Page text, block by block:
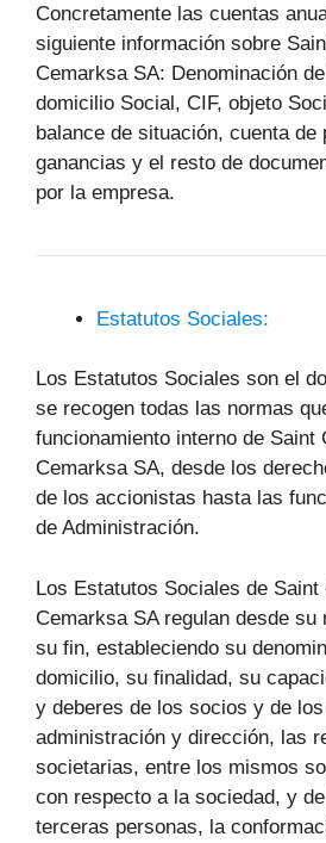
Concretamente las cuentas
siguiente información sobre
Cemarksa SA: Denominación
domicilio Social, CIF, objeto
balance de situación, cuenta de
ganancias y el resto de
por la empresa.
Estatutos Sociales:
Los Estatutos Sociales son el
se recogen todas las normas
funcionamiento interno de Saint
Cemarksa SA, desde los
de los accionistas hasta las
de Administración.
Los Estatutos Sociales de Saint
Cemarksa SA regulan desde su
su fin, estableciendo su
domicilio, su finalidad, su
y deberes de los socios y de
administración y dirección, las
societarias, entre los mismos
con respecto a la sociedad, y
terceras personas, la